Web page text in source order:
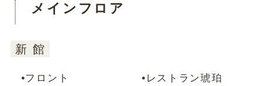
メインフロア
新館
フロント
レストラン琥珀
新館
宿泊フロント
新館
デラックスツインルーム